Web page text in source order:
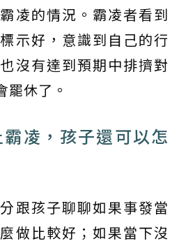
凌的情況。霸凌者看到
示好，意識到自己的行
沒有達到預期中排擠對
罷休了。
凌，孩子還可以怎
跟孩子聊聊如果事發當
做比較好；如果當下沒